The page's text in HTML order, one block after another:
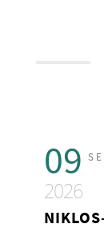
09
2026